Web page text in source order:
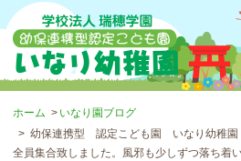
ホーム
いなり園ブログ
幼保連携型 認定こども園 いなり幼稚園
全員集合致しました。風邪も少しずつ落ち着